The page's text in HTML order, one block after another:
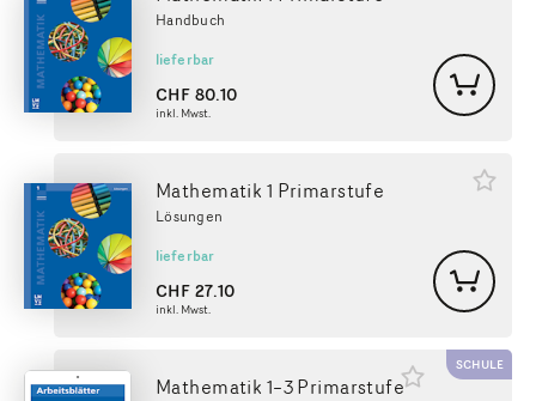
Handbuch
lieferbar
CHF80.10
inkl. Mwst.
Mathematik 1 Primarstufe
Lösungen
lieferbar
CHF27.10
inkl. Mwst.
SCHULE
Mathematik 1–3 Primarstufe